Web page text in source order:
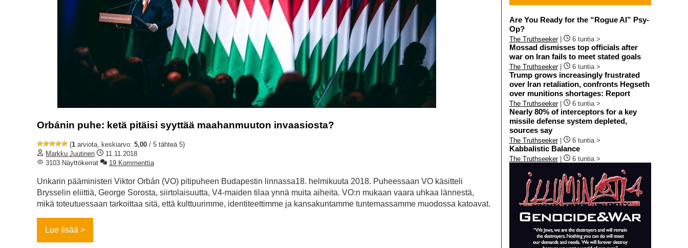
Orbánin puhe: ketä pitäisi syyttää maahanmuuton invaasiosta?
(1 arviota, keskiarvo: 5,00 / 5 tähteä 5)
Markku Juutinen
11.11.2018
3103 Näyttökerrat
19 Kommenttia
Unkarin pääministeri Viktor Orbán (VO) pitipuheen Budapestin linnassa18. helmikuuta 2018. Puheessaan VO käsitteli
Brysselin eliittiä, George Sorosta, siirtolaisuutta, V4-maiden tilaa ynnä muita aiheita. VO:n mukaan vaara uhkaa lännestä,
mikä toteutuessaan tarkoittaa sitä, että kulttuurimme, identiteettimme ja kansakuntamme tuntemassamme muodossa katoavat.
Lue lisää
Are You Ready for the “Rogue AI” Psy-
Op?
The Truthseeker| 6 tuntia >
Mossad dismisses top officials after
war on Iran fails to meet stated goals
The Truthseeker| 6 tuntia >
Trump grows increasingly frustrated
over Iran retaliation, confronts Hegseth
over munitions shortages: Report
The Truthseeker| 6 tuntia >
Nearly 80% of interceptors for a key
missile defense system depleted,
sources say
The Truthseeker| 6 tuntia >
Kabbalistic Balance
The Truthseeker| 6 tuntia >